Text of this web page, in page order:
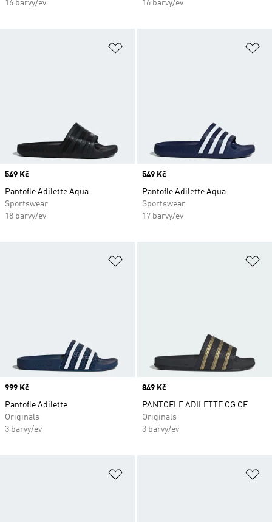
16 barvy/ev
16 barvy/ev
Price
549 Kč
Pantofle Adilette Aqua
Sportswear
18 barvy/ev
Price
549 Kč
Pantofle Adilette Aqua
Sportswear
17 barvy/ev
Price
999 Kč
Pantofle Adilette
Originals
3 barvy/ev
Price
849 Kč
PANTOFLE ADILETTE OG CF
Originals
3 barvy/ev